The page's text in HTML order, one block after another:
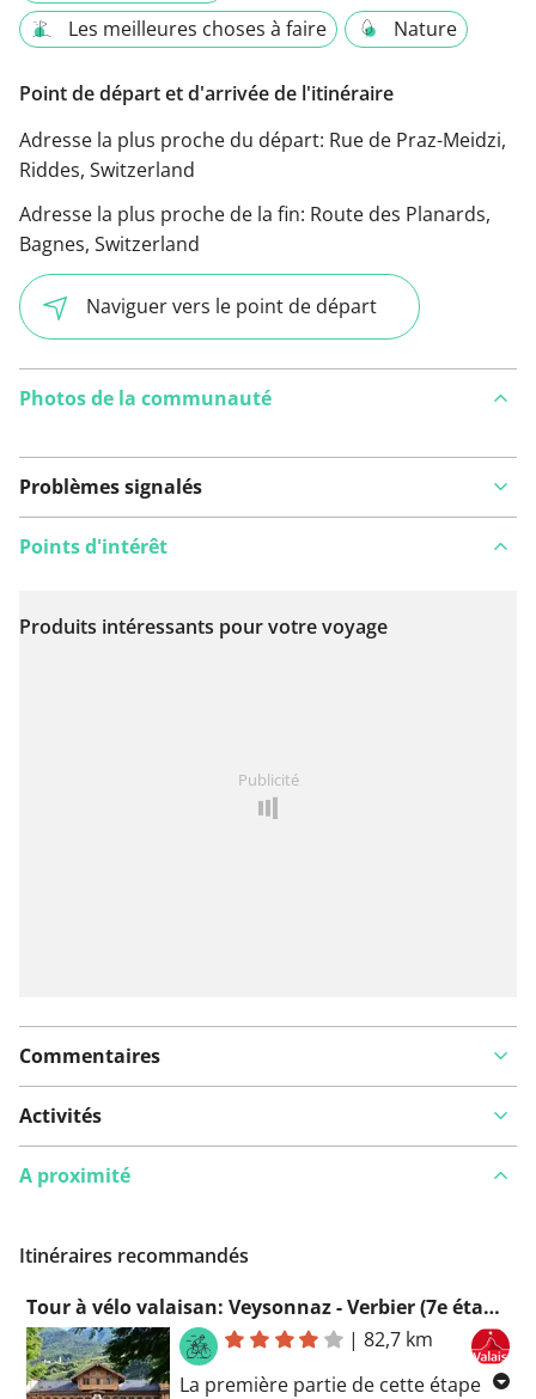
Les meilleures choses à faire
Nature
Point de départ et d'arrivée de l'itinéraire
Adresse la plus proche du départ: Rue de Praz-Meidzi,
Riddes, Switzerland
Adresse la plus proche de la fin: Route des Planards,
Bagnes, Switzerland
Naviguer vers le point de départ
Photos de la communauté
Problèmes signalés
Voir sur la carte
Points d'intérêt
Produits intéressants pour votre voyage
Publicité
Commentaires
Activités
A proximité
Itinéraires recommandés
Tour à vélo valaisan: Veysonnaz - Verbier (7e étape) Velo à Veysonnaz
|82,7 km
La première partie de cette étape